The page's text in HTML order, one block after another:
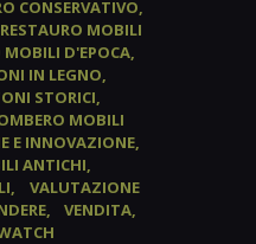
CONSERVATIVO
RESTAURO MOBILI
MOBILI D'EPOCA
IN LEGNO
STORICI
MOBILI
E INNOVAZIONE
ANTICHI
VALUTAZIONE
VENDITA